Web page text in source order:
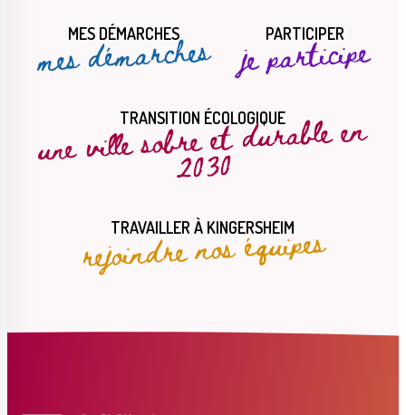
MES DÉMARCHES
mes démarches PARTICIPER
je participe
TRANSITION ÉCOLOGIQUE
une ville sobre et durable en
2030
TRAVAILLER À KINGERSHEIM
rejoindre nos équipes